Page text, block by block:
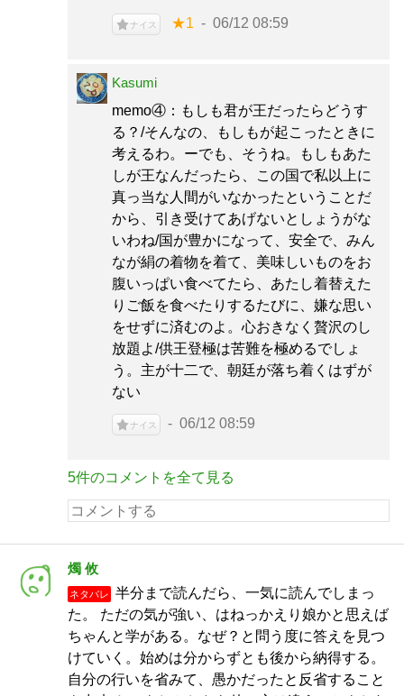
ナイス ★1 06/12 08:59
Kasumi
memo④：もしも君が王だったらどうす
る？/そんなの、もしもが起こったときに
考えるわ。ーでも、そうね。もしもあた
しが王なんだったら、この国で私以上に
真っ当な人間がいなかったということだ
から、引き受けてあげないとしょうがな
いわね/国が豊かになって、安全で、みん
なが絹の着物を着て、美味しいものをお
腹いっぱい食べてたら、あたし着替えた
りご飯を食べたりするたびに、嫌な思い
をせずに済むのよ。心おきなく贅沢のし
放題よ/供王登極は苦難を極めるでしょ
う。主が十二で、朝廷が落ち着くはずが
ない
ナイス 06/12 08:59
5件のコメントを全て見る
燭 攸
ネタバレ
半分まで読んだら、一気に読んでしまっ
た。 ただの気が強い、はねっかえり娘かと思えば
ちゃんと学がある。なぜ？と問う度に答えを見つ
けていく。始めは分からずとも後から納得する。
自分の行いを省みて、愚かだったと反省すること